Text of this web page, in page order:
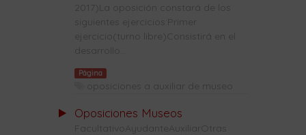
2017)La oposición constará de los
siguientes ejercicios:Primer
ejercicio(turno libre)Consistirá en el
desarrollo...
Página
oposiciones a auxiliar de museo
Oposiciones Museos
FacultativoAyudanteAuxiliarOtras